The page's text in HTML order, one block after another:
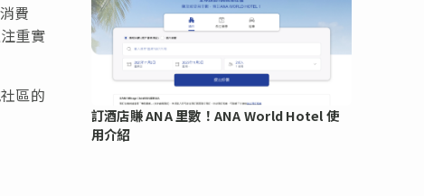
費
重實
區的
訂酒店賺 ANA 里數！ANA World Hotel 使
用介紹